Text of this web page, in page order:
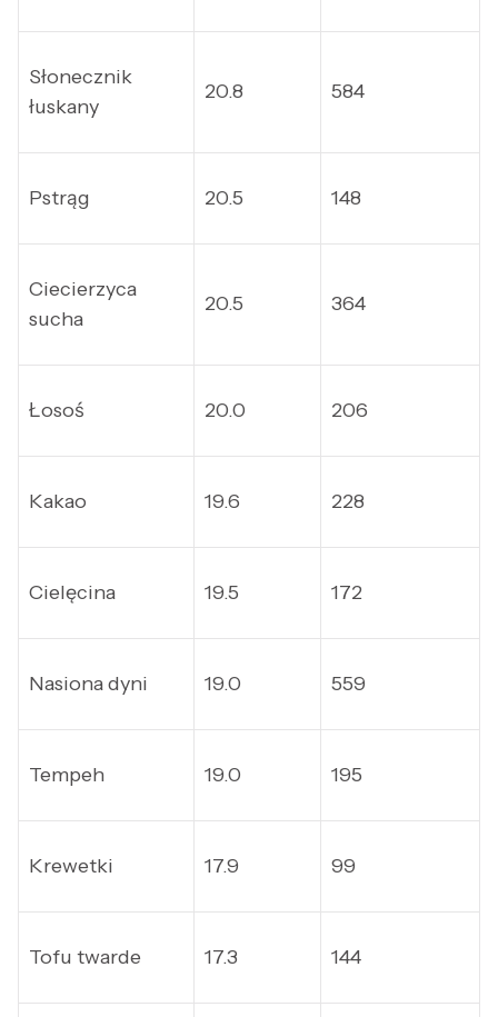
Słonecznik
łuskany
20.8 584
Pstrąg 20.5 148
Ciecierzyca
sucha
20.5 364
Łosoś 20.0 206
Kakao 19.6 228
Cielęcina 19.5 172
Nasiona dyni 19.0 559
Tempeh 19.0 195
Krewetki 17.9 99
Tofu twarde 17.3 144